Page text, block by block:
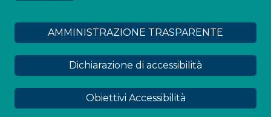
AMMINISTRAZIONE TRASPARENTE
Dichiarazione di accessibilità
Obiettivi Accessibilità